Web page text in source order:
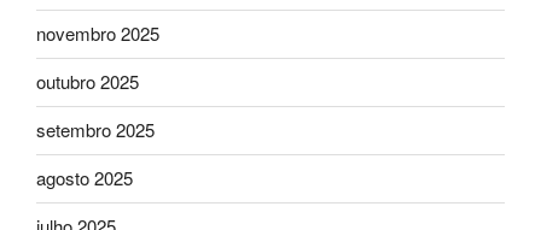
novembro 2025
outubro 2025
setembro 2025
agosto 2025